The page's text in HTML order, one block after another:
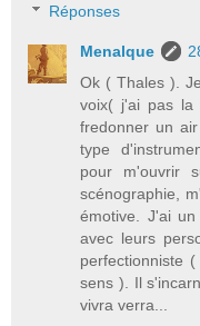
Réponses
Menalque
Ok ( Thales ).
voix( j'ai pas la
fredonner un
type
pour m'ouvrir
scénographie,
émotive. J'ai
avec leurs
perfectionniste
sens ). Il
vivra verra...